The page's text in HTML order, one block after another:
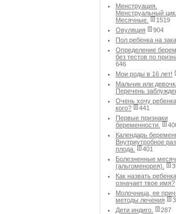
Менструация.
Менструальный
Месячные.
1519
Овуляция
904
Пол ребенка на
Определение
без тестов по
646
Мои роды в 16 лет!
Мальчик или
Перечень
Очень хочу
кого?
441
Первые признаки
беременности.
Календарь
Внутриутробное
плода.
401
Болезненные
(альгоменорея).
Как назвать
означает твое имя?
Молочница, ее
методы лечения
Дети индиго.
287